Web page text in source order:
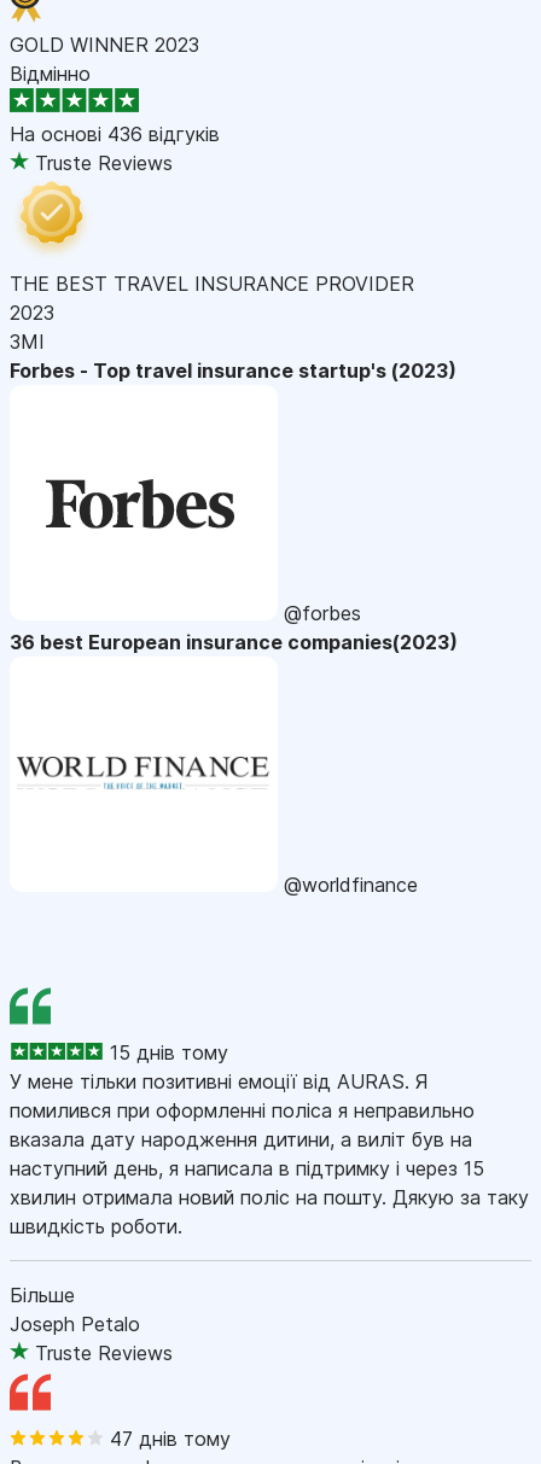
GOLD WINNER 2023
Відмінно
На основі 436 відгуків
Truste Reviews
THE BEST TRAVEL INSURANCE PROVIDER
2023
ЗМІ
Forbes - Top travel insurance startup's (2023)
@forbes
36 best European insurance companies(2023)
@worldfinance
15 днів тому
У мене тільки позитивні емоції від AURAS. Я
помилився при оформленні поліса я неправильно
вказала дату народження дитини, а виліт був на
наступний день, я написала в підтримку і через 15
хвилин отримала новий поліс на пошту. Дякую за таку
швидкість роботи.
Більше
Joseph Petalo
Truste Reviews
47 днів тому